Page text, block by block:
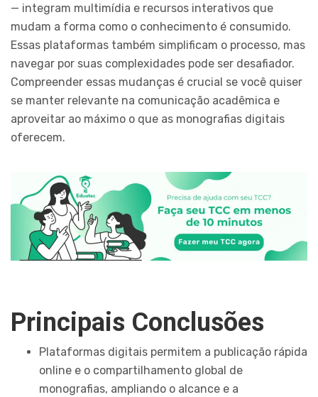
— integram multimídia e recursos interativos que
mudam a forma como o conhecimento é consumido.
Essas plataformas também simplificam o processo, mas
navegar por suas complexidades pode ser desafiador.
Compreender essas mudanças é crucial se você quiser
se manter relevante na comunicação acadêmica e
aproveitar ao máximo o que as monografias digitais
oferecem.
Principais Conclusões
Plataformas digitais permitem a publicação rápida
online e o compartilhamento global de
monografias, ampliando o alcance e a